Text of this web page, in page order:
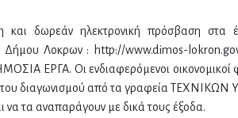
δωρεάν ηλεκτρονική πρόσβαση στα
Δήμου Λοκρων : http://www.dimos-
ΕΡΓΑ. Οι ενδιαφερόμενοι οικονομικοί
διαγωνισμού από τα γραφεία
να τα αναπαράγουν με δικά τους έξοδα.